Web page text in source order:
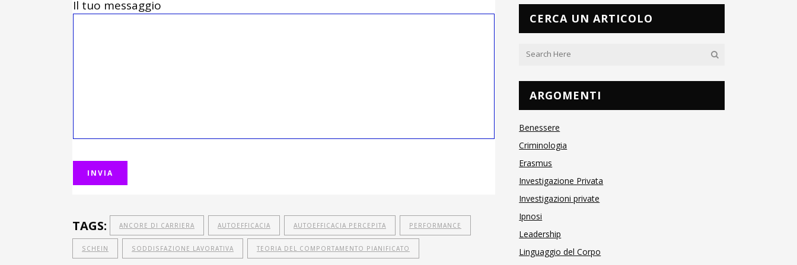
Il tuo messaggio
TAGS: ANCORE DI CARRIERA AUTOEFFICACIA AUTOEFFICACIA PERCEPITA PERFORMANCE
SCHEIN SODDISFAZIONE LAVORATIVA TEORIA DEL COMPORTAMENTO PIANIFICATO
CERCA UN ARTICOLO
ARGOMENTI
Benessere
Criminologia
Erasmus
Investigazione Privata
Investigazioni private
Ipnosi
Leadership
Linguaggio del Corpo